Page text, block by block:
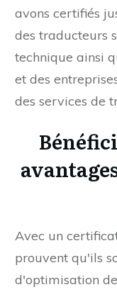
avons certifiés
des traducteurs
technique ainsi
et des
des services de
Avec un
prouvent qu'ils
d'optimisation